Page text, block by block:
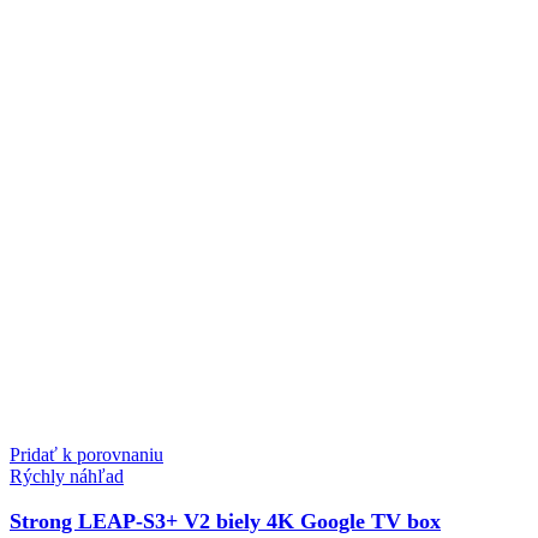
Pridať k porovnaniu
Rýchly náhľad
Strong LEAP-S3+ V2 biely 4K Google TV box